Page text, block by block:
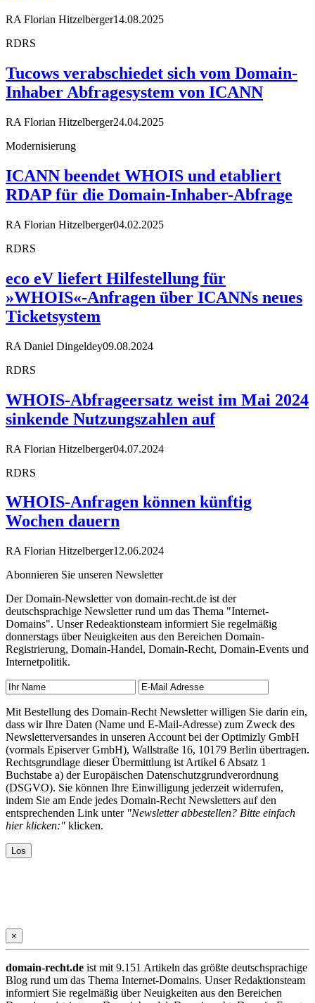
RA Florian Hitzelberger14.08.2025
RDRS
Tucows verabschiedet sich vom Domain-
Inhaber Abfragesystem von ICANN
RA Florian Hitzelberger24.04.2025
Modernisierung
ICANN beendet WHOIS und etabliert
RDAP für die Domain-Inhaber-Abfrage
RA Florian Hitzelberger04.02.2025
RDRS
eco eV liefert Hilfestellung für
»WHOIS«-Anfragen über ICANNs neues
Ticketsystem
RA Daniel Dingeldey09.08.2024
RDRS
WHOIS-Abfrageersatz weist im Mai 2024
sinkende Nutzungszahlen auf
RA Florian Hitzelberger04.07.2024
RDRS
WHOIS-Anfragen können künftig
Wochen dauern
RA Florian Hitzelberger12.06.2024
Abonnieren Sie unseren Newsletter
Der Domain-Newsletter von domain-recht.de ist der
deutschsprachige Newsletter rund um das Thema "Internet-
Domains". Unser Redeaktionsteam informiert Sie regelmäßig
donnerstags über Neuigkeiten aus den Bereichen Domain-
Registrierung, Domain-Handel, Domain-Recht, Domain-Events und
Internetpolitik.
Mit Bestellung des Domain-Recht Newsletter willigen Sie darin ein,
dass wir Ihre Daten (Name und E-Mail-Adresse) zum Zweck des
Newsletterversandes in unseren Account bei der Optimizly GmbH
(vormals Episerver GmbH), Wallstraße 16, 10179 Berlin übertragen.
Rechtsgrundlage dieser Übermittlung ist Artikel 6 Absatz 1
Buchstabe a) der Europäischen Datenschutzgrundverordnung
(DSGVO). Sie können Ihre Einwilligung jederzeit widerrufen,
indem Sie am Ende jedes Domain-Recht Newsletters auf den
entsprechenden Link unter "Newsletter abbestellen? Bitte einfach
hier klicken:" klicken.
×
domain-recht.de ist mit 9.151 Artikeln das größte deutschsprachige
Blog rund um das Thema Internet-Domains. Unser Redaktionsteam
informiert Sie regelmäßig über Neuigkeiten aus den Bereichen